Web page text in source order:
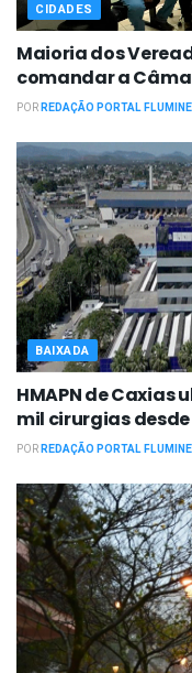
CIDADES
Maioria dos
comandar a
PORREDAÇÃO PORTAL
BAIXADA
HMAPN de Caxias
mil cirurgias
PORREDAÇÃO PORTAL